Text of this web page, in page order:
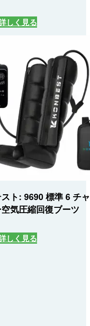
しく見る
ト: 9690 標準 6 チャ
気圧縮回復ブーツ
しく見る